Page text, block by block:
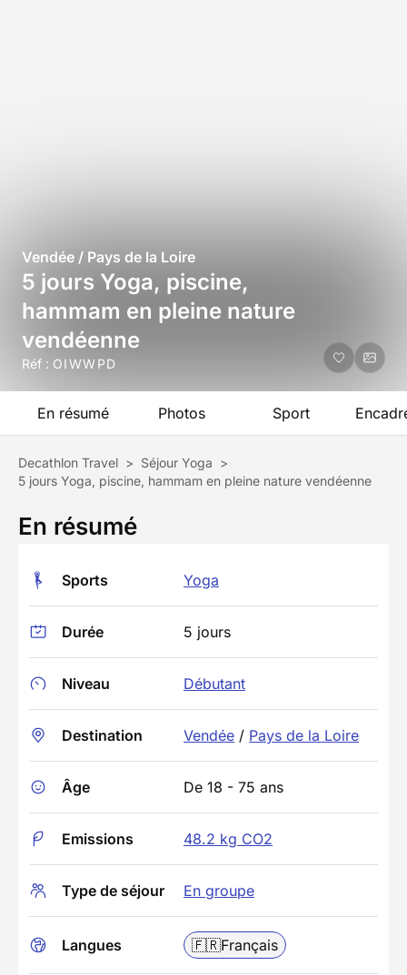
Vendée / Pays de la Loire
5 jours Yoga, piscine,
hammam en pleine nature
vendéenne
Réf : OIWWPD
En résumé Photos Sport
Decathlon Travel > Séjour Yoga >
5 jours Yoga, piscine, hammam en pleine nature vendéenne
En résumé
Sports Yoga
Durée 5 jours
Niveau Débutant
Destination Vendée / Pays de la Loire
Âge De 18 - 75 ans
Emissions 48.2 kg CO2
Type de séjour En groupe
Langues 🇫🇷Français